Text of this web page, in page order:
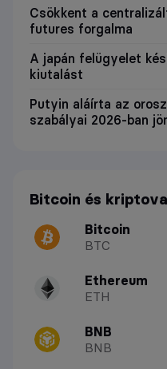
Csökkent a
futures forgalma
A japán felügyelet
kiutalást
Putyin aláírta az
szabályai 2026-ban
Bitcoin és
Bitcoin
BTC
Ethereum
ETH
BNB
BNB